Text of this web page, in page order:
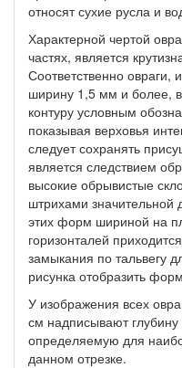
относят сухие русла и
Характерной чертой
частях, является
Соответственно
ширину 1,5 мм и более,
контуру условным
показывая верховья
следует сохранять
является следствием
высокие обрывистые
штрихами
этих форм шириной на
горизонталей
замыкания по тальвегу
рисунка отобразить
У изображения всех
см надписывают
определяемую для
данном отрезке.